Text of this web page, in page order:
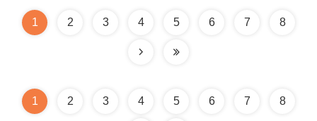
1 2 3 4 5 6 7 8
1 2 3 4 5 6 7 8